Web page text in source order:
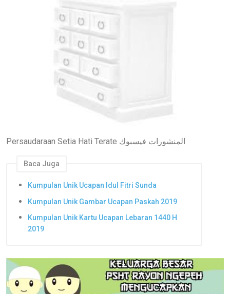
Persaudaraan Setia Hati Terate المنشورات فيسبوك
Baca Juga
Kumpulan Unik Ucapan Idul Fitri Sunda
Kumpulan Unik Gambar Ucapan Paskah 2019
Kumpulan Unik Kartu Ucapan Lebaran 1440 H
2019